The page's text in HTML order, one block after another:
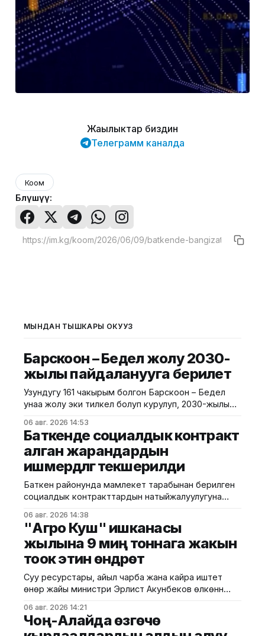
Жаңылыктар биздин
Телеграмм каналда
Коом
Бөлүшүү:
МЫНДАН ТЫШКАРЫ ОКУҢУЗ
Барскоон – Бедел жолу 2030-
жылы пайдаланууга берилет
Узундугу 161 чакырым болгон Барскоон – Бедел
унаа жолу эки тилкелүү болуп курулуп, 2030-жылы
China Road and Bridge Corporation
компаниясынан билдирди. Маалыматка
ылайык, жол деңиз деңгээлинен 3000 метрден
ашык бийиктиктеги татаал тоолуу аймак аркылуу
өтөт. Долбоордун алкагында 50дөн ашык көпүрө,
анын ичинде үч ири көпүрө,
06 авг. 2026 14:53
Баткенде социалдык контракт
алган жарандардын
ишмердүүлүгү текшерилди
Баткен районунда мамлекет тарабынан берилген
социалдык контракттардын натыйжалуулугуна
мамлекеттик администрациясынан билдиришти.
Маалыматка ылайык, район акиминин орун басары
Сүйүнбай Сатыбалдиев социалдык контракттын
негизинде колдоо алган жарандардын ишмердүүлүгү
менен таанышты. Мониторинг учурунда 100 миң
жана 150 миң сом өлчөмүндө каражат алган үй-
бүлөлөрдүн учурдагы иштери каралды.
06 авг. 2026 14:38
"Агро Куш" ишканасы
жылына 9 миң тоннага жакын
тоок этин өндүрөт
Суу ресурстары, айыл чарба жана кайра иштетүү
өнөр жайы министри Эрлист Акунбеков өлкөнүн
ишканалардын бири болгон "Агро Куш"
ЖЧКсынын өндүрүш ишмердүүлүгү менен таанышты.
06 авг. 2026 14:21
Чоң-Алайда өзгөчө